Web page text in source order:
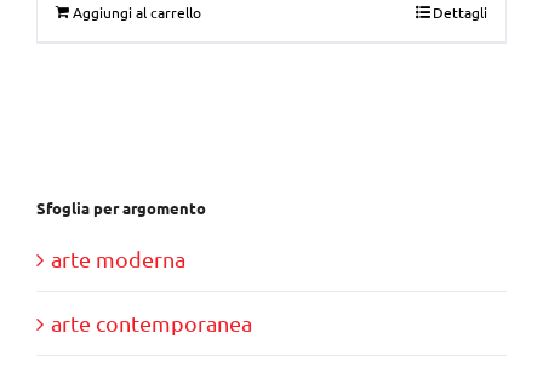
Aggiungi al carrello Dettagli
Sfoglia per argomento
arte moderna
arte contemporanea